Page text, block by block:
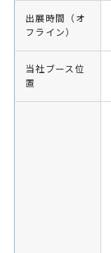
出展時間（オ
フライン）
当社ブース位
置